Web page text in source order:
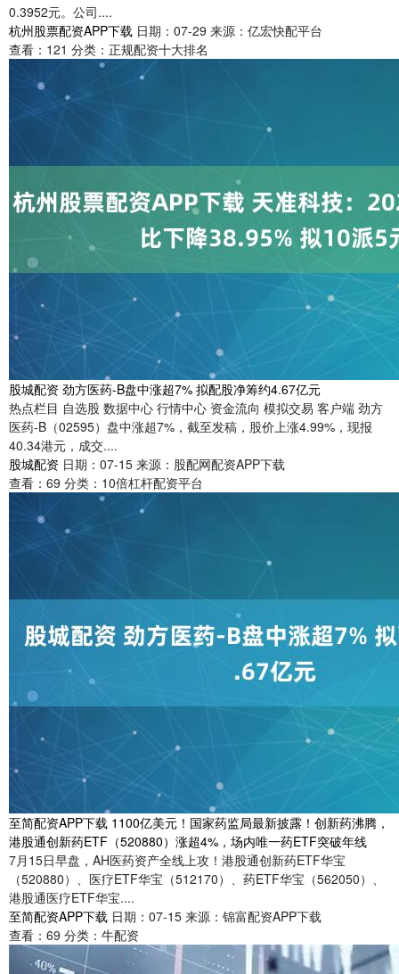
0.3952元。公司....
杭州股票配资APP下载 日期：07-29 来源：亿宏快配平台
查看： 121 分类： 正规配资十大排名
股城配资 劲方医药-B盘中涨超7% 拟配股净筹约4.67亿元
热点栏目 自选股 数据中心 行情中心 资金流向 模拟交易 客户端 劲方
医药-B（02595）盘中涨超7%，截至发稿，股价上涨4.99%，现报
40.34港元，成交....
股城配资 日期：07-15 来源：股配网配资APP下载
查看： 69 分类： 10倍杠杆配资平台
至简配资APP下载 1100亿美元！国家药监局最新披露！创新药沸腾，
港股通创新药ETF（520880）涨超4%，场内唯一药ETF突破年线
7月15日早盘，AH医药资产全线上攻！港股通创新药ETF华宝
（520880）、医疗ETF华宝（512170）、药ETF华宝（562050）、
港股通医疗ETF华宝....
至简配资APP下载 日期：07-15 来源：锦富配资APP下载
查看： 69 分类： 牛配资